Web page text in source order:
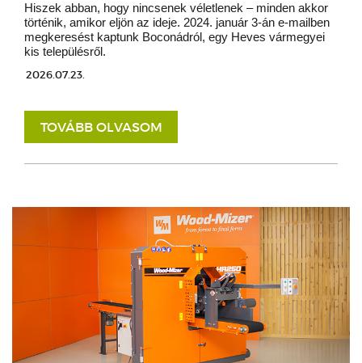
Hiszek abban, hogy nincsenek véletlenek – minden akkor
történik, amikor eljön az ideje. 2024. január 3-án e-mailben
megkeresést kaptunk Boconádról, egy Heves vármegyei
kis településről.
2026.07.23.
TOVÁBB OLVASOM